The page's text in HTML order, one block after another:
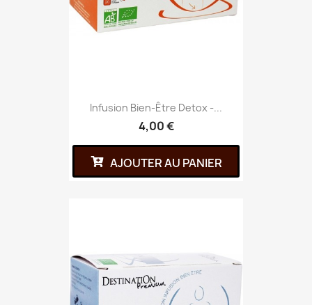
Infusion Bien-Être Detox -...
4,00 €
AJOUTER AU PANIER